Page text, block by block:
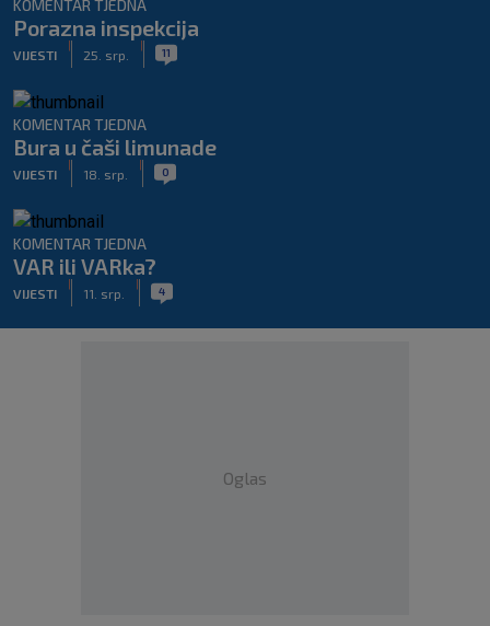
KOMENTAR TJEDNA
Porazna inspekcija
VIJESTI 25. srp. 11
KOMENTAR TJEDNA
Bura u čaši limunade
VIJESTI 18. srp. 0
KOMENTAR TJEDNA
VAR ili VARka?
VIJESTI 11. srp. 4
Oglas